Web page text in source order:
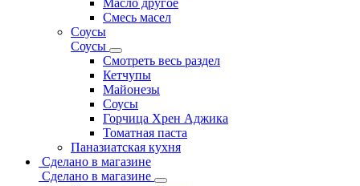
Масло другое
Смесь масел
Соусы
Соусы
Смотреть весь раздел
Кетчупы
Майонезы
Соусы
Горчица Хрен Аджика
Томатная паста
Паназиатская кухня
Сделано в магазине
Сделано в магазине